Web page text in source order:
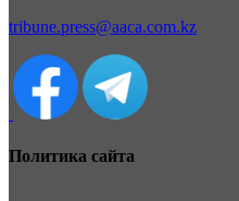
tribune.press@aaca.com.kz
Политика сайта